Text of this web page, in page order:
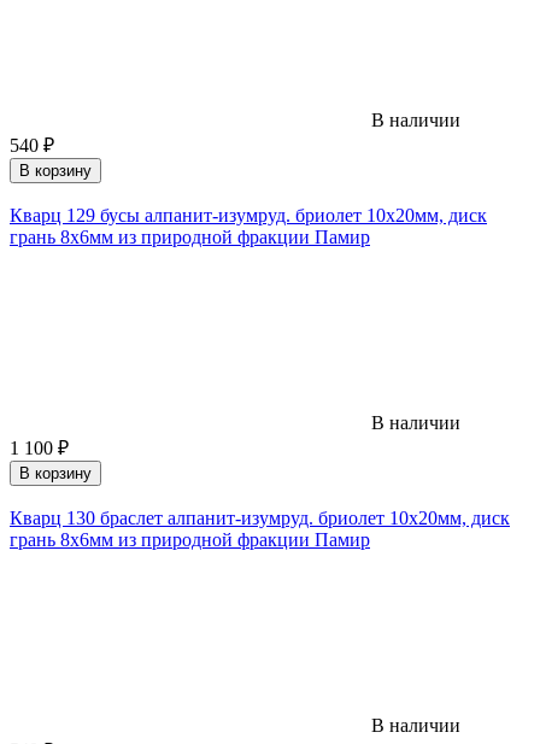
В наличии
540 ₽
В корзину
Кварц 129 бусы алпанит-изумруд. бриолет 10х20мм, диск
грань 8х6мм из природной фракции Памир
В наличии
1 100 ₽
В корзину
Кварц 130 браслет алпанит-изумруд. бриолет 10х20мм, диск
грань 8х6мм из природной фракции Памир
В наличии